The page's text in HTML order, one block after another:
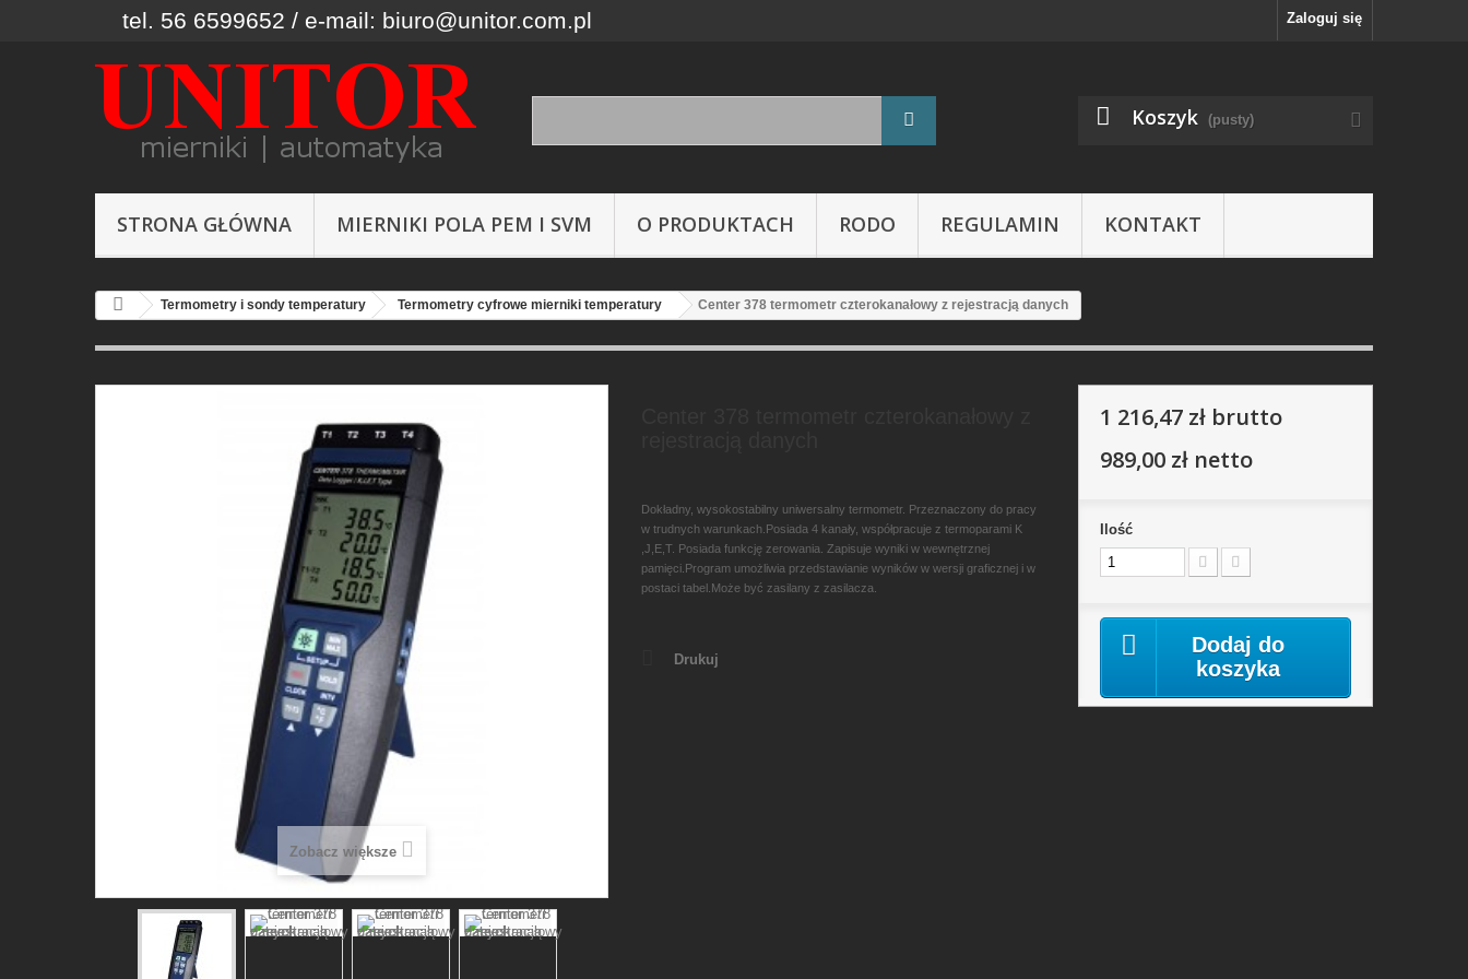
tel. 56 6599652 / e-mail: biuro@unitor.com.pl Zaloguj się
Koszyk (pusty)
STRONA GŁÓWNA MIERNIKI POLA PEM I SVM O PRODUKTACH RODO REGULAMIN KONTAKT
Termometry i sondy temperatury Termometry cyfrowe mierniki temperatury Center 378 termometr czterokanałowy z rejestracją danych
Zobacz większe
Dokładny, wysokostabilny uniwersalny termometr. Przeznaczony do pracy
w trudnych warunkach.Posiada 4 kanały, współpracuje z termoparami K
,J,E,T. Posiada funkcję zerowania. Zapisuje wyniki w wewnętrznej
pamięci.Program umożliwia przedstawianie wyników w wersji graficznej i w
postaci tabel.Może być zasilany z zasilacza.
Drukuj
1 216,47 złbrutto
989,00 złnetto
Ilość
Dodaj do
koszyka